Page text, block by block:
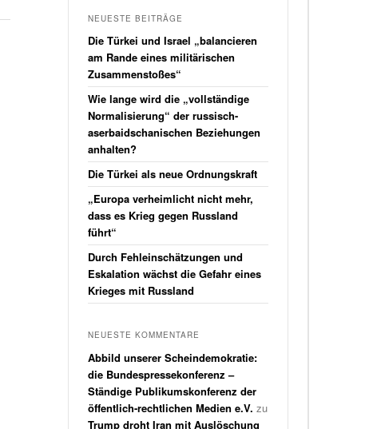
NEUESTE BEITRÄGE
Die Türkei und Israel „balancieren
am Rande eines militärischen
Zusammenstoßes“
Wie lange wird die „vollständige
Normalisierung“ der russisch-
aserbaidschanischen Beziehungen
anhalten?
Die Türkei als neue Ordnungskraft
„Europa verheimlicht nicht mehr,
dass es Krieg gegen Russland
führt“
Durch Fehleinschätzungen und
Eskalation wächst die Gefahr eines
Krieges mit Russland
NEUESTE KOMMENTARE
Abbild unserer Scheindemokratie:
die Bundespressekonferenz –
Ständige Publikumskonferenz der
öffentlich-rechtlichen Medien e.V. zu
Trump droht Iran mit Auslöschung